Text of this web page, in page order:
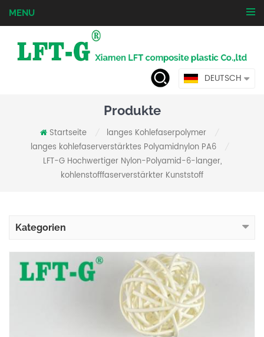
MENU
DEUTSCH
Produkte
Startseite langes Kohlefaserpolymer
langes kohlefaserverstärktes Polyamidnylon PA6
LFT-G Hochwertiger Nylon-Polyamid-6-langer,
kohlenstofffaserverstärkter Kunststoff
Kategorien